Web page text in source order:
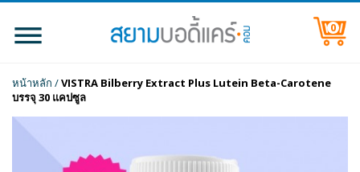
0
หน้าหลัก /VISTRA Bilberry Extract Plus Lutein Beta-Carotene
บรรจุ 30 แคปซูล